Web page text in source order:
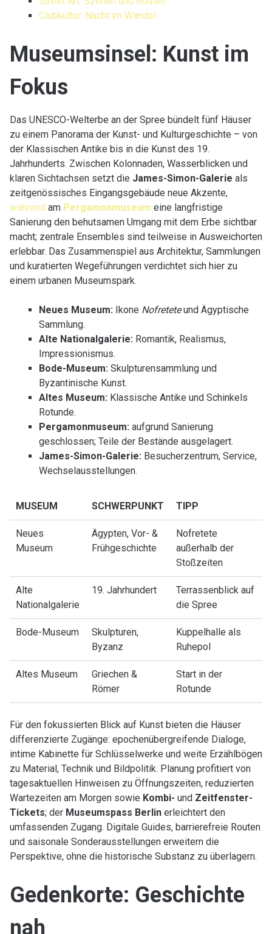
Clubkultur: Nacht im Wandel
Museumsinsel: Kunst im
Fokus
Das UNESCO-Welterbe an der Spree bündelt fünf Häuser
zu einem Panorama der Kunst- und Kulturgeschichte – von
der Klassischen Antike bis in die Kunst des 19.
Jahrhunderts. Zwischen Kolonnaden, Wasserblicken und
klaren Sichtachsen setzt die James-Simon-Galerie als
zeitgenössisches Eingangsgebäude neue Akzente,
während am Pergamonmuseum eine langfristige
Sanierung den behutsamen Umgang mit dem Erbe sichtbar
macht; zentrale Ensembles sind teilweise in Ausweichorten
erlebbar. Das Zusammenspiel aus Architektur, Sammlungen
und kuratierten Wegeführungen verdichtet sich hier zu
einem urbanen Museumspark.
Neues Museum:Ikone Nofreteteund Ägyptische
Sammlung.
Alte Nationalgalerie:Romantik, Realismus,
Impressionismus.
Bode-Museum:Skulpturensammlung und
Byzantinische Kunst.
Altes Museum:Klassische Antike und Schinkels
Rotunde.
Pergamonmuseum:aufgrund Sanierung
geschlossen; Teile der Bestände ausgelagert.
James-Simon-Galerie:Besucherzentrum, Service,
Wechselausstellungen.
MUSEUM SCHWERPUNKT TIPP
Neues
Museum
Ägypten, Vor- &
Frühgeschichte
Nofretete
außerhalb der
Stoßzeiten
Alte
Nationalgalerie
19. Jahrhundert
Terrassenblick auf
die Spree
Bode-Museum
Skulpturen,
Byzanz
Kuppelhalle als
Ruhepol
Altes Museum
Griechen &
Römer
Start in der
Rotunde
Für den fokussierten Blick auf Kunst bieten die Häuser
differenzierte Zugänge: epochenübergreifende Dialoge,
intime Kabinette für Schlüsselwerke und weite Erzählbögen
zu Material, Technik und Bildpolitik. Planung profitiert von
tagesaktuellen Hinweisen zu Öffnungszeiten, reduzierten
Wartezeiten am Morgen sowie Kombi- und Zeitfenster-
Tickets; der Museumspass Berlinerleichtert den
umfassenden Zugang. Digitale Guides, barrierefreie Routen
und saisonale Sonderausstellungen erweitern die
Perspektive, ohne die historische Substanz zu überlagern.
Gedenkorte: Geschichte
nah